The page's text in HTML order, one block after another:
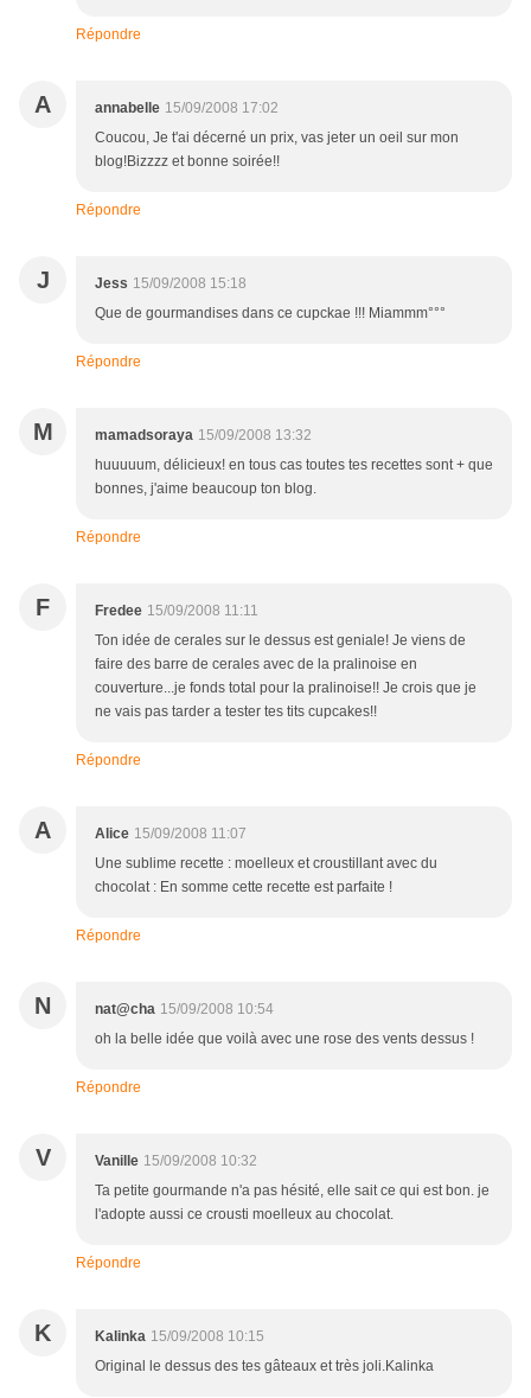
Répondre
A annabelle 15/09/2008 17:02
Coucou, Je t'ai décerné un prix, vas jeter un oeil sur mon
blog!Bizzzz et bonne soirée!!
Répondre
J Jess 15/09/2008 15:18
Que de gourmandises dans ce cupckae !!! Miammm°°°
Répondre
M mamadsoraya 15/09/2008 13:32
huuuuum, délicieux! en tous cas toutes tes recettes sont + que
bonnes, j'aime beaucoup ton blog.
Répondre
F Fredee 15/09/2008 11:11
Ton idée de cerales sur le dessus est geniale! Je viens de
faire des barre de cerales avec de la pralinoise en
couverture...je fonds total pour la pralinoise!! Je crois que je
ne vais pas tarder a tester tes tits cupcakes!!
Répondre
A Alice 15/09/2008 11:07
Une sublime recette : moelleux et croustillant avec du
chocolat : En somme cette recette est parfaite !
Répondre
N nat@cha 15/09/2008 10:54
oh la belle idée que voilà avec une rose des vents dessus !
Répondre
V Vanille 15/09/2008 10:32
Ta petite gourmande n'a pas hésité, elle sait ce qui est bon. je
l'adopte aussi ce crousti moelleux au chocolat.
Répondre
K Kalinka 15/09/2008 10:15
Original le dessus des tes gâteaux et très joli.Kalinka